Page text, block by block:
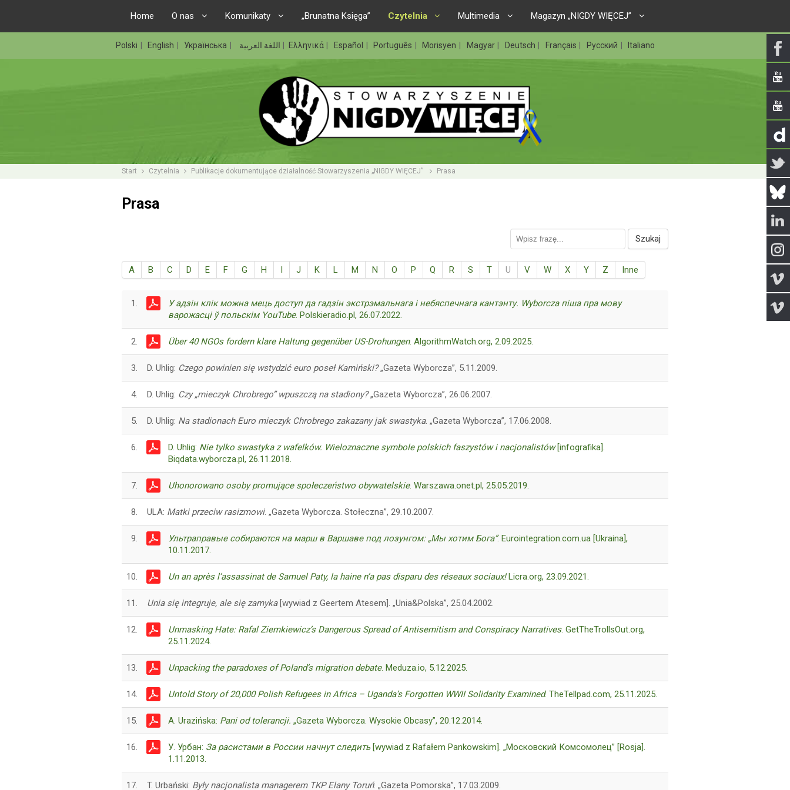
Home O nas Komunikaty „Brunatna Księga” Czytelnia Multimedia Magazyn „NIGDY WIĘCEJ”
Polski English Українська اللغة العربية Ελληνικά Español Português Morisyen Magyar Deutsch Français Русский Italiano
Start Czytelnia Publikacje dokumentujące działalność Stowarzyszenia „NIGDY WIĘCEJ” Prasa
Prasa
Szukaj
A B C D E F G H J K L M N O P Q R S T U V W X Y Z Inne
1.
У адзін клік можна мець доступ да гадзін экстрэмальнага і небяспечнага кантэнту. Wyborcza піша пра мову
варожасці ў польскім YouTube. Polskieradio.pl, 26.07.2022.
2. Über 40 NGOs fordern klare Haltung gegenüber US-Drohungen. AlgorithmWatch.org, 2.09.2025.
3. D. Uhlig: Czego powinien się wstydzić euro poseł Kamiński?„Gazeta Wyborcza”, 5.11.2009.
4. D. Uhlig: Czy „mieczyk Chrobrego” wpuszczą na stadiony?„Gazeta Wyborcza”, 26.06.2007.
5. D. Uhlig: Na stadionach Euro mieczyk Chrobrego zakazany jak swastyka. „Gazeta Wyborcza”, 17.06.2008.
6. D. Uhlig: Nie tylko swastyka z wafelków. Wieloznaczne symbole polskich faszystów i nacjonalistów[infografika].
Biqdata.wyborcza.pl, 26.11.2018.
7. Uhonorowano osoby promujące społeczeństwo obywatelskie. Warszawa.onet.pl, 25.05.2019.
8. ULA: Matki przeciw rasizmowi. „Gazeta Wyborcza. Stołeczna”, 29.10.2007.
9. Ультраправые собираются на марш в Варшаве под лозунгом: „Мы хотим Бога”. Eurointegration.com.ua [Ukraina],
10.11.2017.
10. Un an après l’assassinat de Samuel Paty, la haine n’a pas disparu des réseaux sociaux!Licra.org, 23.09.2021.
11. Unia się integruje, ale się zamyka[wywiad z Geertem Atesem]. „Unia&Polska”, 25.04.2002.
12. Unmasking Hate: Rafal Ziemkiewicz’s Dangerous Spread of Antisemitism and Conspiracy Narratives. GetTheTrollsOut.org,
25.11.2024.
13. Unpacking the paradoxes of Poland’s migration debate. Meduza.io, 5.12.2025.
14. Untold Story of 20,000 Polish Refugees in Africa – Uganda’s Forgotten WWII Solidarity Examined. TheTellpad.com, 25.11.2025.
15. A. Urazińska: Pani od tolerancji. „Gazeta Wyborcza. Wysokie Obcasy”, 20.12.2014.
16. У. Урбан: За расистами в России начнут следить[wywiad z Rafałem Pankowskim]. „Московский Комсомолец” [Rosja].
1.11.2013.
17. T. Urbański: Były nacjonalista managerem TKP Elany Toruń: „Gazeta Pomorska”, 17.03.2009.